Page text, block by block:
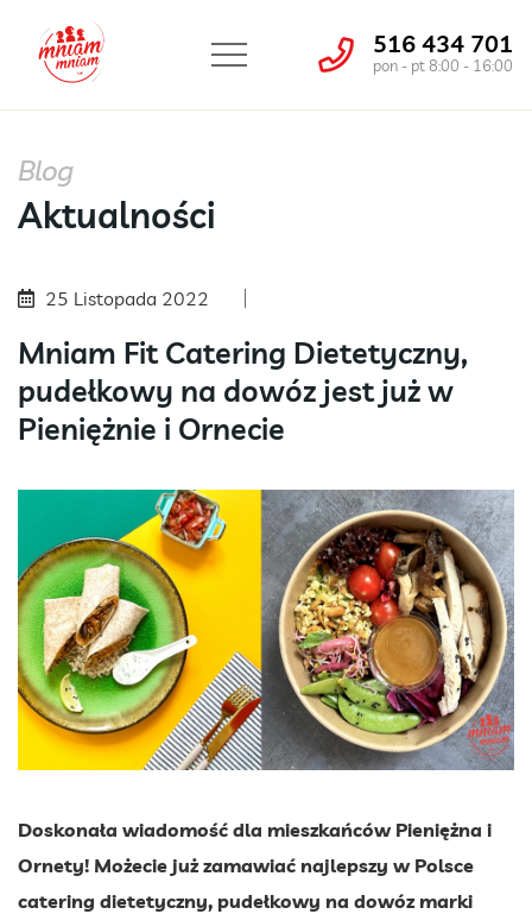
516 434 701
pon - pt 8:00 - 16:00
Blog
Aktualności
25 Listopada 2022
Mniam Fit Catering Dietetyczny,
pudełkowy na dowóz jest już w
Pieniężnie i Ornecie
Doskonała wiadomość dla mieszkańców Pieniężna i
Ornety! Możecie już zamawiać najlepszy w Polsce
catering dietetyczny, pudełkowy na dowóz marki